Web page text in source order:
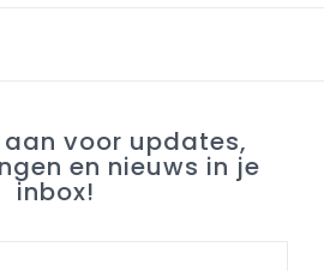
voor updates,
en nieuws in je
inbox!